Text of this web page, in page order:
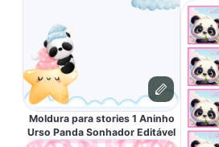
Moldura para stories 1 Aninho
Urso Panda Sonhador Editável